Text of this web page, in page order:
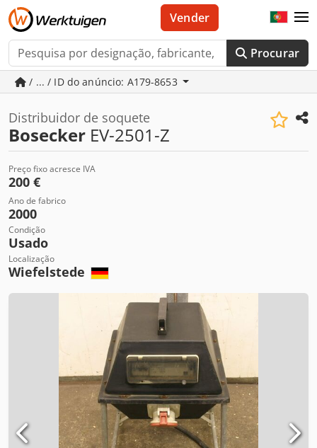
Procurar
Vender
/ ... / ID do anúncio: A179-8653
Distribuidor de soquete
Bosecker EV-2501-Z
Preço fixo acresce IVA
200 €
Ano de fabrico
2000
Condição
Usado
Localização
Wiefelstede